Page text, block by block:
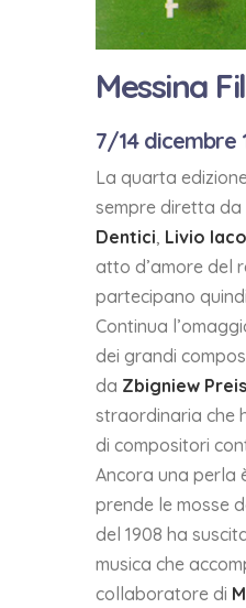
Messina
7/14 dicembre
La quarta
sempre diretta da
Dentici, Livio
atto d’amore del
partecipano
Continua
dei grandi
da Zbigniew
straordinaria che
di compositori
Ancora una perla
prende le mosse
del 1908 ha
musica che
collaboratore di